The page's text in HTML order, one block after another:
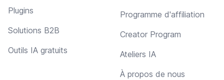
Plugins
Solutions B2B
Outils IA gratuits
Programme d'affiliation
Creator Program
Ateliers IA
À propos de nous